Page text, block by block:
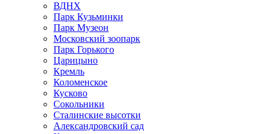
ВДНХ
Парк Кузьминки
Парк Музеон
Московский зоопарк
Парк Горького
Царицыно
Кремль
Коломенское
Кусково
Сокольники
Сталинские высотки
Александровский сад